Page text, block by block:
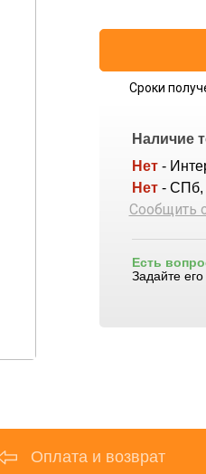
Сроки
Наличие
Нет -
Нет - СПб,
Сообщить
Есть
Задайте
Оплата и возврат